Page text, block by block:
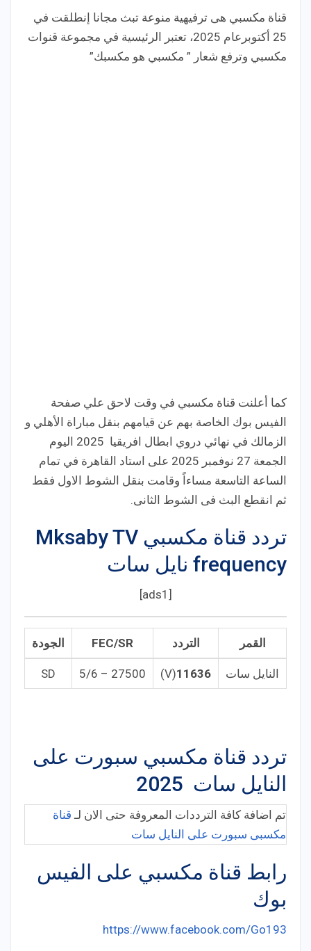
قناة مكسبي هى ترفيهية منوعة تبث مجانا إنطلقت في
25 أكتوبرعام 2025، تعتبر الرئيسية في مجموعة قنوات
مكسبي وترفع شعار ” مكسبي هو مكسبك”
كما أعلنت قناة مكسبي في وقت لاحق علي صفحة
الفيس بوك الخاصة بهم عن قيامهم بنقل مباراة الأهلي و
الزمالك في نهائي دروي ابطال افريقيا 2025 اليوم
الجمعة 27 نوفمبر 2025 على استاد القاهرة في تمام
الساعة التاسعة مساءاً وقامت بنقل الشوط الاول فقط
ثم انقطع البث فى الشوط الثانى.
تردد قناة مكسبي Mksaby TV
frequency نايل سات
[ads1]
القمر التردد FEC/SR الجودة
النايل سات 11636
(V)
27500 – 5/6
SD
تردد قناة مكسبي سبورت على
النايل سات 2025
تم اضافة كافة الترددات المعروفة حتى الان لـ قناة
مكسبى سبورت على النايل سات
رابط قناة مكسبي على الفيس
بوك
https://www.facebook.com/Go193